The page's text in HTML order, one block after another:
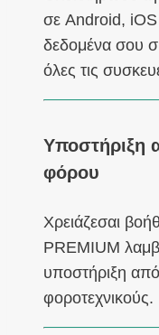
σε Android, iOS
δεδομένα σου
όλες τις
Υποστήριξη
φόρου
Χρειάζεσαι
PREMIUM
υποστήριξη
φοροτεχνικούς.